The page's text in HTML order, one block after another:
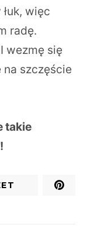
więc
radę.
I wezmę się
na szczęście
takie